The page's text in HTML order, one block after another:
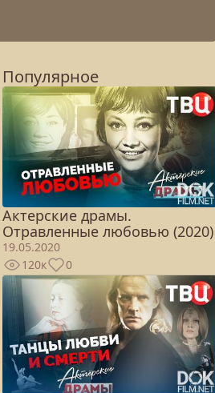
Популярное
Актерские драмы.
Отравленные любовью (2020)
19.05.2020
120к
0